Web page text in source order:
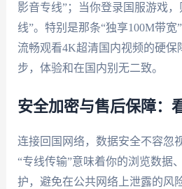
影音专线”；当你登录国服游戏
线”。特别是那条“独享100M带
流畅观看4K超清国内视频的硬保
步，体验和在国内别无二致。
安全加密与售后保障：
连接回国网络，数据安全不容忽
“专线传输”意味着你的浏览数据
护，避免在公共网络上泄露的风